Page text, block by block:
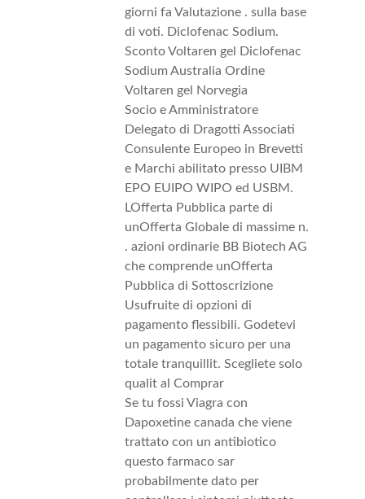
giorni fa Valutazione . sulla base
di voti. Diclofenac Sodium.
Sconto Voltaren gel Diclofenac
Sodium Australia Ordine
Voltaren gel Norvegia
Socio e Amministratore
Delegato di Dragotti Associati
Consulente Europeo in Brevetti
e Marchi abilitato presso UIBM
EPO EUIPO WIPO ed USBM.
LOfferta Pubblica parte di
unOfferta Globale di massime n.
. azioni ordinarie BB Biotech AG
che comprende unOfferta
Pubblica di Sottoscrizione
Usufruite di opzioni di
pagamento flessibili. Godetevi
un pagamento sicuro per una
totale tranquillit. Scegliete solo
qualit al Comprar
Se tu fossi Viagra con
Dapoxetine canada che viene
trattato con un antibiotico
questo farmaco sar
probabilmente dato per